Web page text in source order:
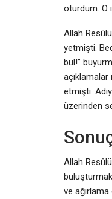
oturdum. O
Allah
yetmişti.
bul!”
etmişti.
üzerinden
Allah
buluşturmak
ve